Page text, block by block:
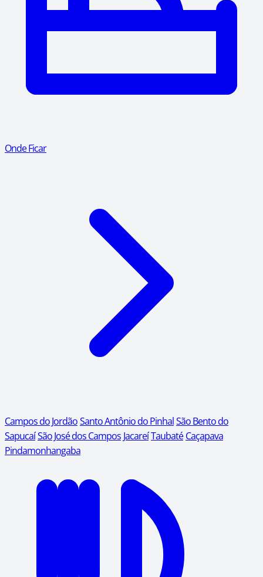
Onde Ficar
Campos do JordãoSanto Antônio do PinhalSão Bento do
SapucaíSão José dos Campos JacareíTaubaté Caçapava
Pindamonhangaba